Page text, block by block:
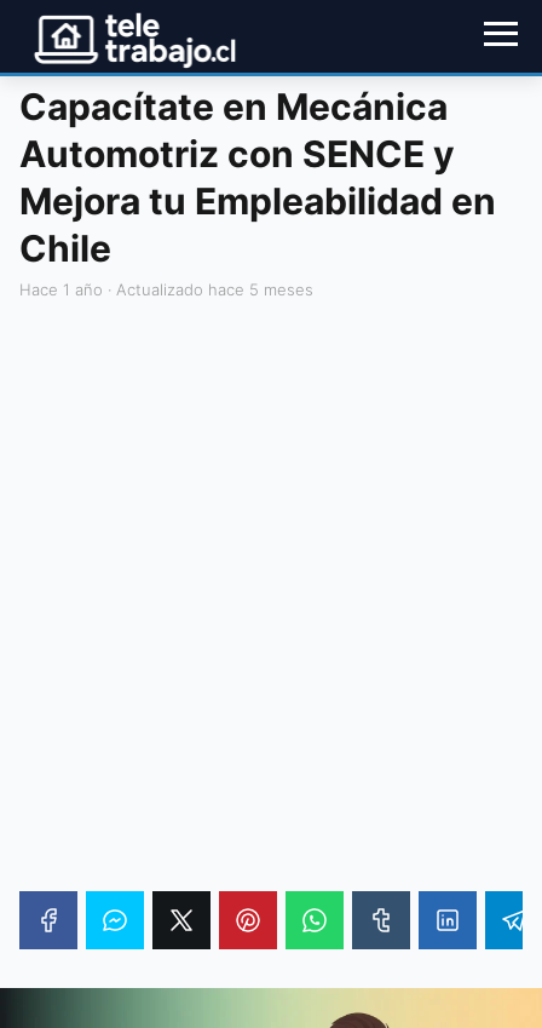
Capacítate en Mecánica
Automotriz con SENCE y
Mejora tu Empleabilidad en
Chile
hace 1 año · Actualizado hace 5 meses